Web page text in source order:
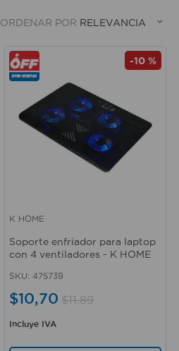
ORDENAR POR RELEVANCIA
-10 %
Vista rápida
K HOME
Soporte enfriador para laptop
con 4 ventiladores - K HOME
SKU: 475739
$10,70 $11,89
Incluye IVA